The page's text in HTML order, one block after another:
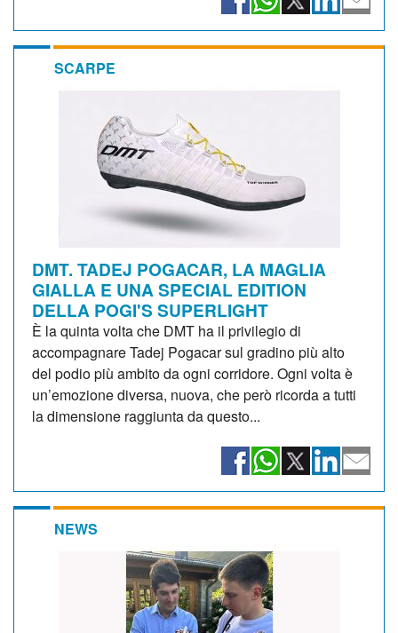
SCARPE
DMT. TADEJ POGACAR, LA MAGLIA
GIALLA E UNA SPECIAL EDITION
DELLA POGI'S SUPERLIGHT
È la quinta volta che DMT ha il privilegio di
accompagnare Tadej Pogacar sul gradino più alto
del podio più ambito da ogni corridore. Ogni volta è
un’emozione diversa, nuova, che però ricorda a tutti
la dimensione raggiunta da questo...
NEWS